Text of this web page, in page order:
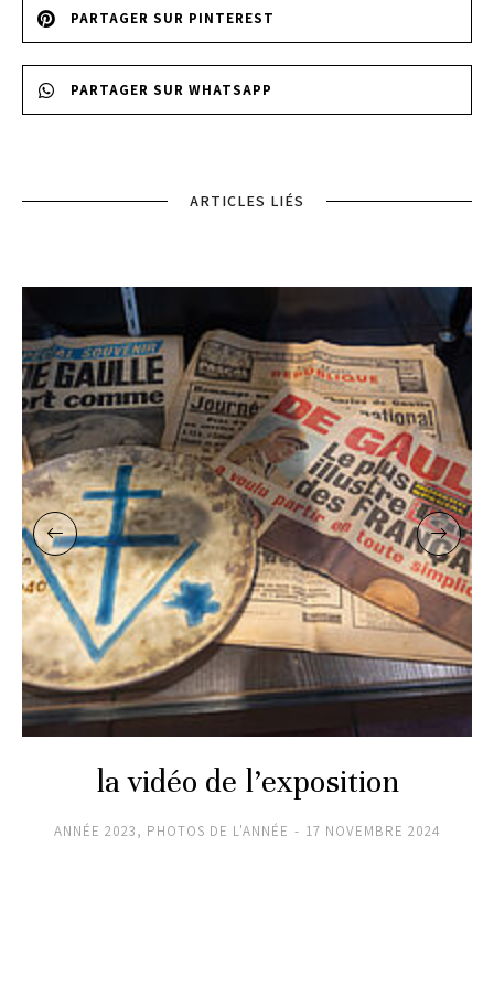
PARTAGER SUR PINTEREST
PARTAGER SUR WHATSAPP
ARTICLES LIÉS
la vidéo de l’exposition
ANNÉE 2023, PHOTOS DE L'ANNÉE 17 NOVEMBRE 2024